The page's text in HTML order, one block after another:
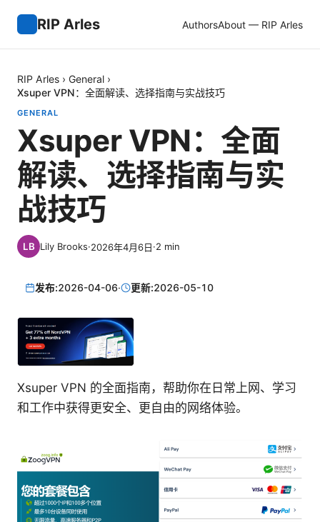
RIP Arles AuthorsAbout — RIP Arles
RIP Arles › General ›
Xsuper VPN：全面解读、选择指南与实战技巧
GENERAL
Xsuper VPN：全面
解读、选择指南与实
战技巧
Lily Brooks·2026年4月6日·2 min
发布:2026-04-06· 更新:2026-05-10
Xsuper VPN 的全面指南，帮助你在日常上网、学习
和工作中获得更安全、更自由的网络体验。